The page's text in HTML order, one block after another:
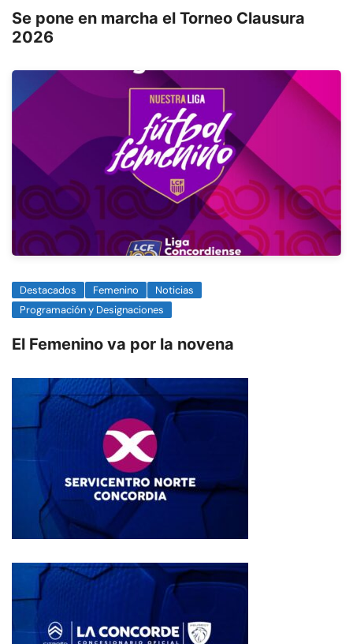
Se pone en marcha el Torneo Clausura
2026
Destacados Femenino
Noticias
Programación y Designaciones
El Femenino va por la novena